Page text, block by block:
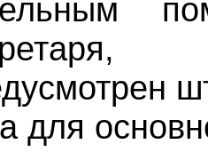
для